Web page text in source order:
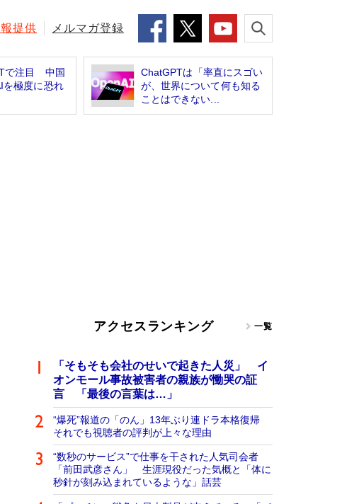
提供 メルマガ登録
で注目 中国
を極度に恐れ
ChatGPTは「率直にスゴい
が、世界について何も知る
ことはできない...
アクセスランキング 一覧
「そもそも会社のせいで起きた人災」 イ
オンモール事故被害者の親族が慟哭の証
言 「最後の言葉は…」
“爆死”報道の「のん」13年ぶり連ドラ本格復帰
それでも視聴者の評判が上々な理由
“数秒のサービス”で仕事を干された人気司会者
「前田武彦さん」 生涯現役だった気概と「体に
秒針が刻み込まれているような」話芸